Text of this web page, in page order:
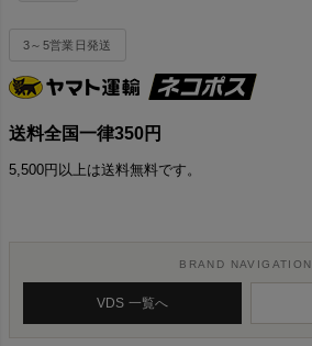
3～5営業日発送
送料全国一律350円
5,500円以上は送料無料です。
BRAND NAVIGATION
VDS 一覧へ